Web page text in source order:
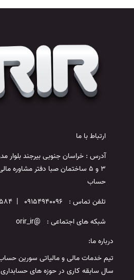
ارتباط با ما
آدرس : خراسان جنوبی بیرجند
3 و 5 ساختمان صبا دفتر مشاوره
حساب
تلفن تماس : 09154940096 | 09019816584
شبکه های اجتماعی : @orir_ir
درباره ما:
سال سابقه کاری در حوزه های حسابداری